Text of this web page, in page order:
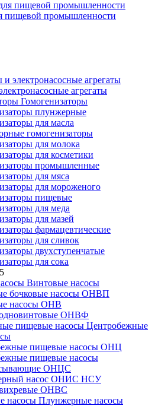
пищевой промышленности
агрегаты
Гомогенизаторы
плунжерные
для масла
гомогенизаторы
для молока
для косметики
промышленные
для мяса
для мороженого
пищевые
для меда
для мазей
фармацевтические
для сливок
двухступенчатые
для сока
Винтовые насосы
бочковые насосы ОНВП
насосы ОНВ
ОНВФ
Центробежные
пищевые насосы ОНЦ
пищевые насосы
ОНЦС
насос ОНИС НСУ
ОНВС
Плунжерные насосы